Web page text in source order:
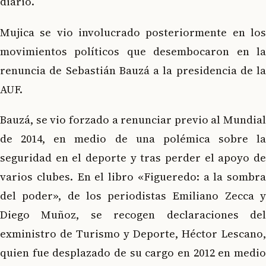
Mujica se vio involucrado posteriormente en los
movimientos políticos que desembocaron en la
renuncia de Sebastián Bauzá a la presidencia de la
AUF.
Bauzá, se vio forzado a renunciar previo al Mundial
de 2014, en medio de una polémica sobre la
seguridad en el deporte y tras perder el apoyo de
varios clubes. En el libro «Figueredo: a la sombra
del poder», de los periodistas Emiliano Zecca y
Diego Muñoz, se recogen declaraciones del
exministro de Turismo y Deporte, Héctor Lescano,
quien fue desplazado de su cargo en 2012 en medio